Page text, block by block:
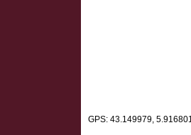
GPS: 43.149979, 5.916801